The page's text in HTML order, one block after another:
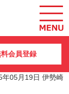
会員登録
年05月19日 伊勢崎